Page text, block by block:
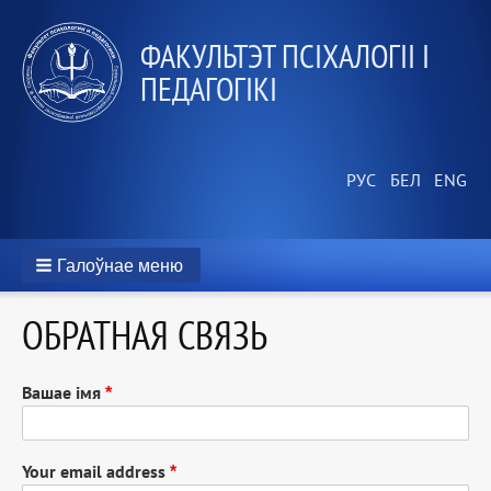
ФАКУЛЬТЭТ ПСІХАЛОГІІ І
ПЕДАГОГІКІ
Галоўнае меню
ОБРАТНАЯ СВЯЗЬ
Вашае імя
Your email address